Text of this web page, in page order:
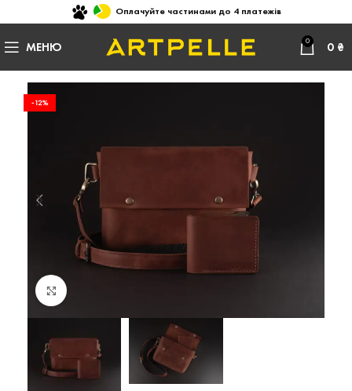
Оплачуйте частинами до 4 платежів
МЕНЮ 0 0 ₴
-12%